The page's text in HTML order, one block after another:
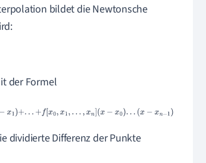
bildet die Newtonsche
der Formel
−x1)+...+f[x0,x1,...,xn](x−x0)...(x−xn−1)
dividierte Differenz der Punkte